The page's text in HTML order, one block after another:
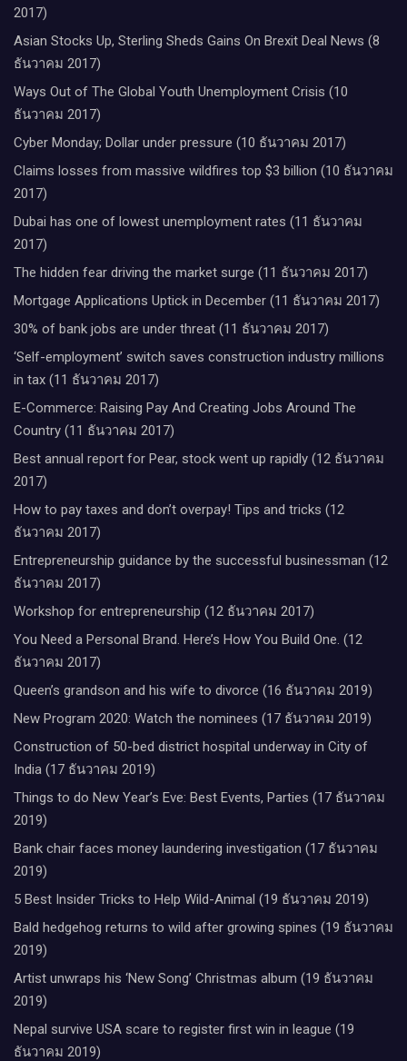
2017)
Asian Stocks Up, Sterling Sheds Gains On Brexit Deal News (8
ธันวาคม 2017)
Ways Out of The Global Youth Unemployment Crisis (10
ธันวาคม 2017)
Cyber Monday; Dollar under pressure (10 ธันวาคม 2017)
Claims losses from massive wildfires top $3 billion (10 ธันวาคม
2017)
Dubai has one of lowest unemployment rates (11 ธันวาคม
2017)
The hidden fear driving the market surge (11 ธันวาคม 2017)
Mortgage Applications Uptick in December (11 ธันวาคม 2017)
30% of bank jobs are under threat (11 ธันวาคม 2017)
‘Self-employment’ switch saves construction industry millions
in tax (11 ธันวาคม 2017)
E-Commerce: Raising Pay And Creating Jobs Around The
Country (11 ธันวาคม 2017)
Best annual report for Pear, stock went up rapidly (12 ธันวาคม
2017)
How to pay taxes and don’t overpay! Tips and tricks (12
ธันวาคม 2017)
Entrepreneurship guidance by the successful businessman (12
ธันวาคม 2017)
Workshop for entrepreneurship (12 ธันวาคม 2017)
You Need a Personal Brand. Here’s How You Build One. (12
ธันวาคม 2017)
Queen’s grandson and his wife to divorce (16 ธันวาคม 2019)
New Program 2020: Watch the nominees (17 ธันวาคม 2019)
Construction of 50-bed district hospital underway in City of
India (17 ธันวาคม 2019)
Things to do New Year’s Eve: Best Events, Parties (17 ธันวาคม
2019)
Bank chair faces money laundering investigation (17 ธันวาคม
2019)
5 Best Insider Tricks to Help Wild-Animal (19 ธันวาคม 2019)
Bald hedgehog returns to wild after growing spines (19 ธันวาคม
2019)
Artist unwraps his ‘New Song’ Christmas album (19 ธันวาคม
2019)
Nepal survive USA scare to register first win in league (19
ธันวาคม 2019)